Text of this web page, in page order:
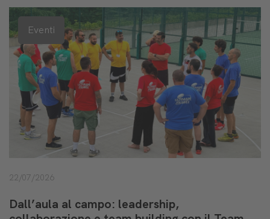
Eventi
22/07/2026
Dall’aula al campo: leadership,